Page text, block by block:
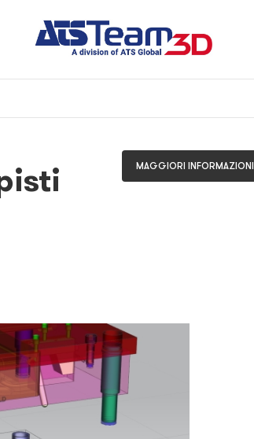
MAGGIORI INFORMAZIONI